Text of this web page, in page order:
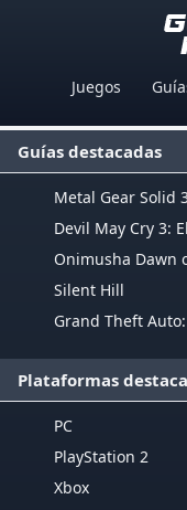
Juegos
Guías destacadas
Metal Gear Solid
Devil May Cry 3:
Onimusha Dawn
Silent Hill
Grand Theft
Plataformas
PC
PlayStation 2
Xbox